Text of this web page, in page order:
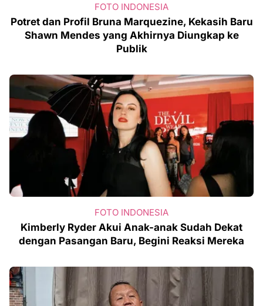
FOTO INDONESIA
Potret dan Profil Bruna Marquezine, Kekasih Baru
Shawn Mendes yang Akhirnya Diungkap ke
Publik
FOTO INDONESIA
Kimberly Ryder Akui Anak-anak Sudah Dekat
dengan Pasangan Baru, Begini Reaksi Mereka